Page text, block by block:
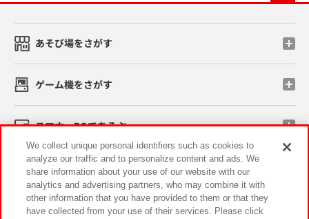
あそび場をさがす
ゲーム機をさがす
スマホ・PCであそぶ
イベント・キャンペーン
We collect unique personal identifiers such as cookies to
analyze our traffic and to personalize content and ads. We
share information about your use of our website with our
analytics and advertising partners, who may combine it with
other information that you have provided to them or that they
have collected from your use of their services. Please click